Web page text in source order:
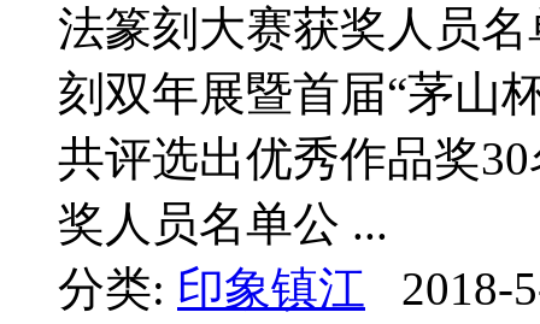
法篆刻大赛获奖人员
刻双年展暨首届“茅山
共评选出优秀作品奖
奖人员名单公 ...
分类: 印象镇江 2018-